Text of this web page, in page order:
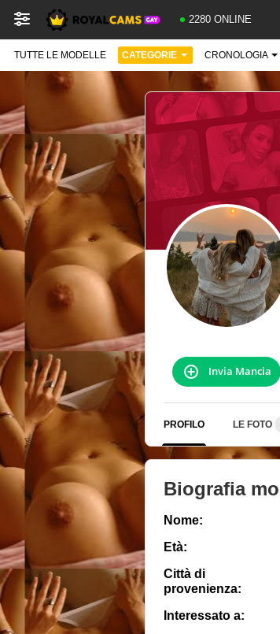
2280 ONLINE
TUTTE LE MODELLE CATEGORIE CRONOLOGIA
Invia Mancia
PROFILO LE FOTO
Biografia
Nome:
Età:
Città di
provenienza:
Interessato a: